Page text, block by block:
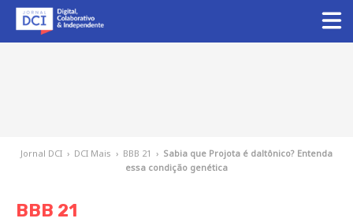
Jornal DCI › DCI Mais › BBB 21 › Sabia que Projota é daltônico? Entenda
essa condição genética
BBB 21